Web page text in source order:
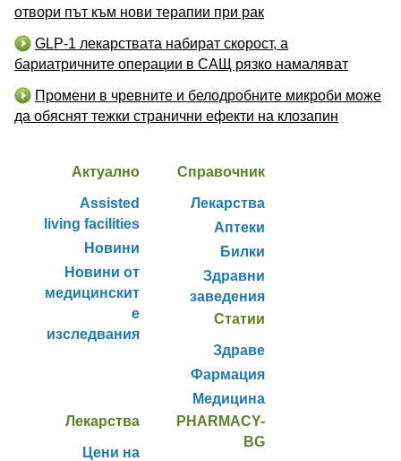
отвори път към нови терапии при рак
GLP-1 лекарствата набират скорост, а
бариатричните операции в САЩ рязко намаляват
Промени в чревните и белодробните микроби може
да обяснят тежки странични ефекти на клозапин
Актуално
Assisted
living facilities
Новини
Новини от
медицинскит
е
изследвания
Справочник
Лекарства
Аптеки
Билки
Здравни
заведения
Статии
Здраве
Фармация
Медицина
Лекарства
Цени на
PHARMACY-
BG